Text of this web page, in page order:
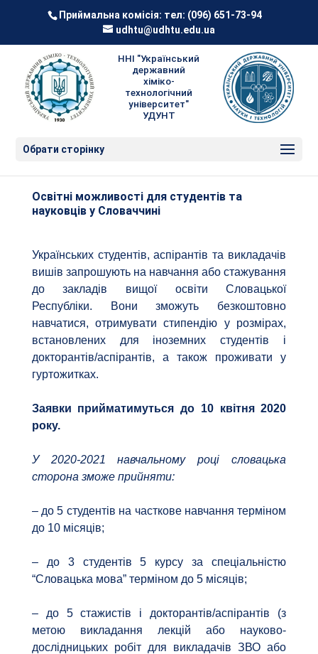
Приймальна комісія: тел: (096) 651-73-94
udhtu@udhtu.edu.ua
ННІ "Український
державний
хіміко-
технологічний
університет"
УДУНТ
Обрати сторінку
Освітні можливості для студентів та
науковців у Словаччині
Українських студентів, аспірантів та викладачів
вишів запрошують на навчання або стажування
до закладів вищої освіти Словацької
Республіки. Вони зможуть безкоштовно
навчатися, отримувати стипендію у розмірах,
встановлених для іноземних студентів і
докторантів/аспірантів, а також проживати у
гуртожитках.
Заявки прийматимуться до 10 квітня 2020
року.
У 2020-2021 навчальному році словацька
сторона зможе прийняти:
– до 5 студентів на часткове навчання терміном
до 10 місяців;
– до 3 студентів 5 курсу за спеціальністю
“Словацька мова” терміном до 5 місяців;
– до 5 стажистів і докторантів/аспірантів (з
метою викладання лекцій або науково-
дослідницьких робіт для викладачів ЗВО або